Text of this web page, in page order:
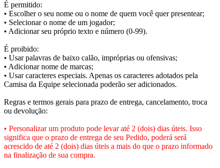
É permitido:
• Escolher o seu nome ou o nome de quem você quer presentear;
• Selecionar o nome de um jogador;
• Adicionar seu próprio texto e número (0-99).
É proibido:
• Usar palavras de baixo calão, impróprias ou ofensivas;
• Adicionar nome de marcas;
• Usar caracteres especiais. Apenas os caracteres adotados pela
Camisa da Equipe selecionada poderão ser adicionados.
Regras e termos gerais para prazo de entrega, cancelamento, troca
ou devolução:
• Personalizar um produto pode levar até 2 (dois) dias úteis. Isso
significa que o prazo de entrega de seu Pedido, poderá será
acrescido de até 2 (dois) dias úteis a mais do que o prazo informado
na finalização de sua compra.